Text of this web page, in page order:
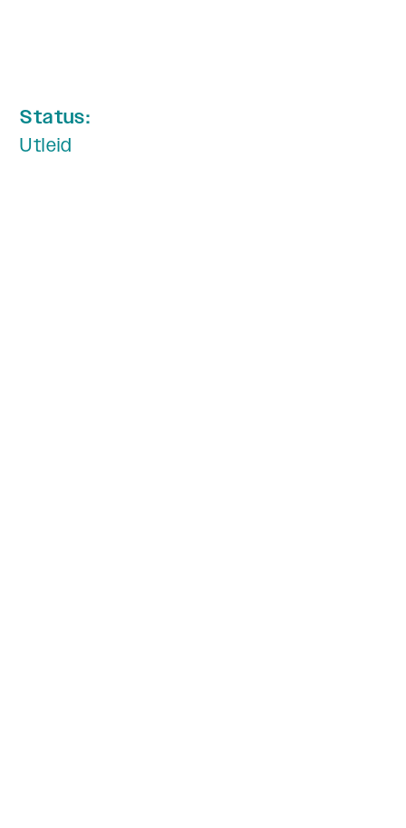
Status:
Utleid